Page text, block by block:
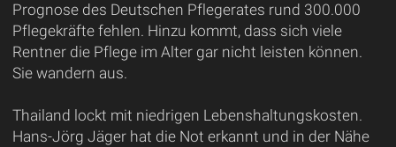
Prognose des Deutschen Pflegerates rund 300.000
Pflegekräfte fehlen. Hinzu kommt, dass sich viele
Rentner die Pflege im Alter gar nicht leisten können.
Sie wandern aus.
Thailand lockt mit niedrigen Lebenshaltungskosten.
Hans-Jörg Jäger hat die Not erkannt und in der Nähe